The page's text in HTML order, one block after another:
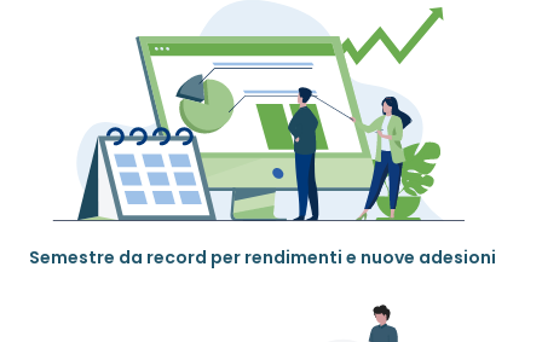
Semestre da record per rendimenti e nuove adesioni